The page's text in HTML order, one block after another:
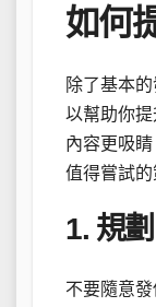
如何
除了基本
以幫助你
內容更吸
值得嘗試的
1. 規
不要隨意